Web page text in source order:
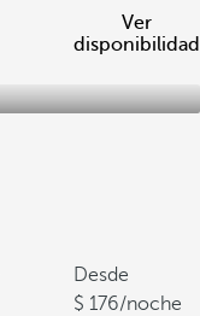
Ver
disponibilidad
Desde
176/noche